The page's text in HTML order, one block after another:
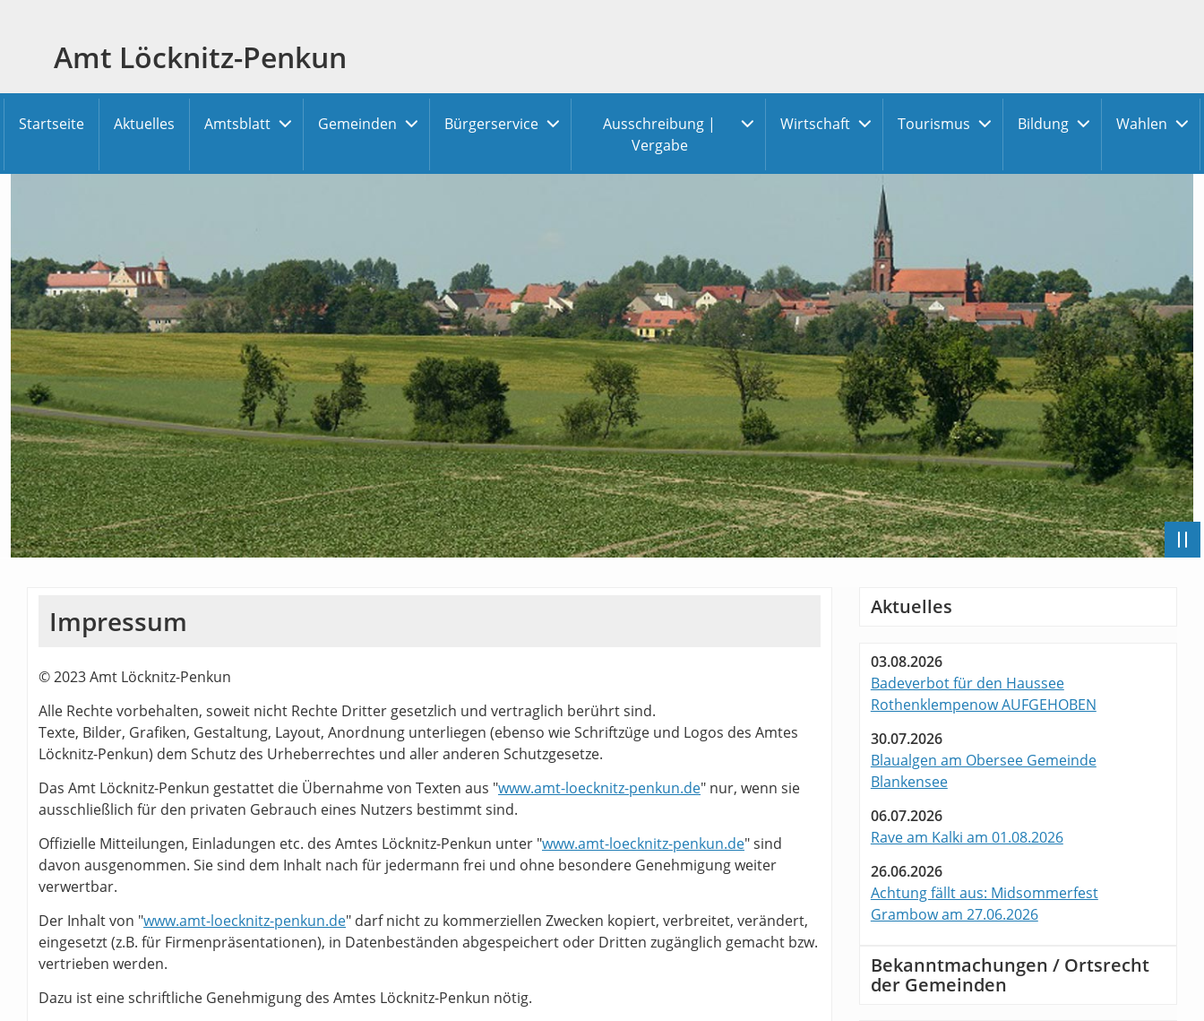
Amt Löcknitz-Penkun
Startseite Aktuelles Amtsblatt Gemeinden Bürgerservice
Ausschreibung |
Vergabe
Wirtschaft Tourismus Bildung Wahlen
Impressum
© 2023 Amt Löcknitz-Penkun
Alle Rechte vorbehalten, soweit nicht Rechte Dritter gesetzlich und vertraglich berührt sind.
Texte, Bilder, Grafiken, Gestaltung, Layout, Anordnung unterliegen (ebenso wie Schriftzüge und Logos des Amtes
Löcknitz-Penkun) dem Schutz des Urheberrechtes und aller anderen Schutzgesetze.
Das Amt Löcknitz-Penkun gestattet die Übernahme von Texten aus "www.amt-loecknitz-penkun.de" nur, wenn sie
ausschließlich für den privaten Gebrauch eines Nutzers bestimmt sind.
Offizielle Mitteilungen, Einladungen etc. des Amtes Löcknitz-Penkun unter "www.amt-loecknitz-penkun.de" sind
davon ausgenommen. Sie sind dem Inhalt nach für jedermann frei und ohne besondere Genehmigung weiter
verwertbar.
Der Inhalt von "www.amt-loecknitz-penkun.de" darf nicht zu kommerziellen Zwecken kopiert, verbreitet, verändert,
eingesetzt (z.B. für Firmenpräsentationen), in Datenbeständen abgespeichert oder Dritten zugänglich gemacht bzw.
vertrieben werden.
Dazu ist eine schriftliche Genehmigung des Amtes Löcknitz-Penkun nötig.
Aktuelles
03.08.2026
Badeverbot für den Haussee
Rothenklempenow AUFGEHOBEN
30.07.2026
Blaualgen am Obersee Gemeinde
Blankensee
06.07.2026
Rave am Kalki am 01.08.2026
26.06.2026
Achtung fällt aus: Midsommerfest
Grambow am 27.06.2026
Bekanntmachungen / Ortsrecht
der Gemeinden